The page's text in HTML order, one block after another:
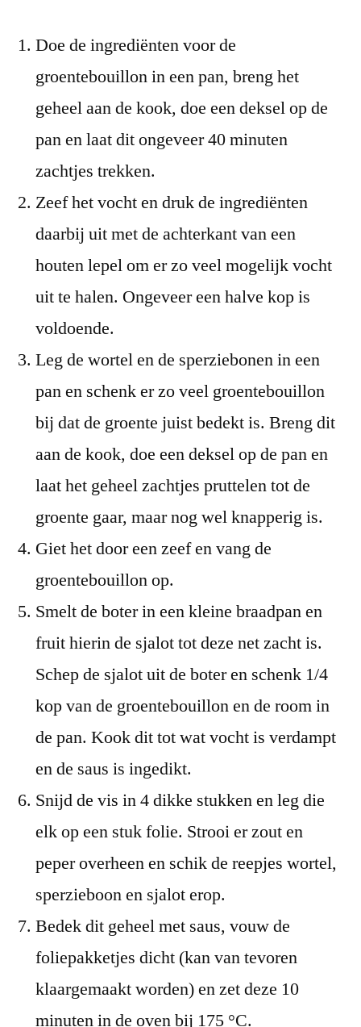
Doe de ingrediënten voor de
groentebouillon in een pan, breng het
geheel aan de kook, doe een deksel op de
pan en laat dit ongeveer 40 minuten
zachtjes trekken.
Zeef het vocht en druk de ingrediënten
daarbij uit met de achterkant van een
houten lepel om er zo veel mogelijk vocht
uit te halen. Ongeveer een halve kop is
voldoende.
Leg de wortel en de sperziebonen in een
pan en schenk er zo veel groentebouillon
bij dat de groente juist bedekt is. Breng dit
aan de kook, doe een deksel op de pan en
laat het geheel zachtjes pruttelen tot de
groente gaar, maar nog wel knapperig is.
Giet het door een zeef en vang de
groentebouillon op.
Smelt de boter in een kleine braadpan en
fruit hierin de sjalot tot deze net zacht is.
Schep de sjalot uit de boter en schenk 1/4
kop van de groentebouillon en de room in
de pan. Kook dit tot wat vocht is verdampt
en de saus is ingedikt.
Snijd de vis in 4 dikke stukken en leg die
elk op een stuk folie. Strooi er zout en
peper overheen en schik de reepjes wortel,
sperzieboon en sjalot erop.
Bedek dit geheel met saus, vouw de
foliepakketjes dicht (kan van tevoren
klaargemaakt worden) en zet deze 10
minuten in de oven bij 175 °C.